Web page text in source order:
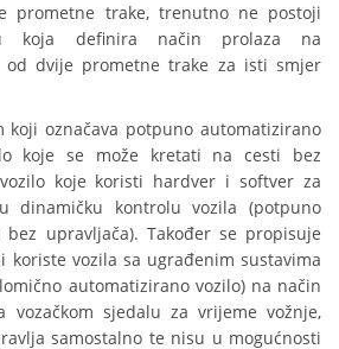
prometne trake, trenutno ne postoji
koja definira način prolaza na
od dvije prometne trake za isti smjer
koji označava potpuno automatizirano
koje se može kretati na cesti bez
koje koristi hardver i softver za
dinamičku kontrolu vozila (potpuno
upravljača). Također se propisuje
koriste vozila sa ugrađenim sustavima
automatizirano vozilo) na način
sjedalu za vrijeme vožnje,
samostalno te nisu u mogućnosti